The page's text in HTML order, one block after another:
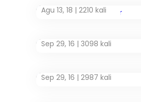
Agu 13, 18 | 2210 kali
Sep 29, 16 | 3098 kali
Sep 29, 16 | 2987 kali